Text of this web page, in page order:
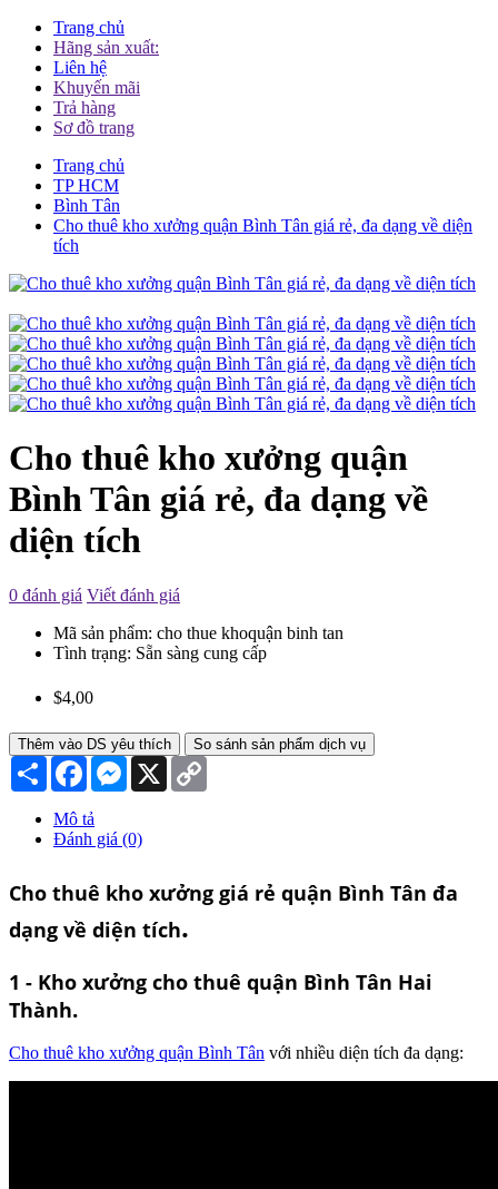
Trang chủ
Hãng sản xuất:
Liên hệ
Khuyến mãi
Trả hàng
Sơ đồ trang
Trang chủ
TP HCM
Bình Tân
Cho thuê kho xưởng quận Bình Tân giá rẻ, đa dạng về diện
tích
Cho thuê kho xưởng quận
Bình Tân giá rẻ, đa dạng về
diện tích
0 đánh giá Viết đánh giá
Mã sản phẩm: cho thue khoquận binh tan
Tình trạng: Sẵn sàng cung cấp
$4,00
Thêm vào DS yêu thích So sánh sản phẩm dịch vụ
Chia
sẻ
FacebookMessenger
X
Mô tả
Đánh giá (0)
Cho thuê kho xưởng giá rẻ quận Bình Tân đa
dạng về diện tích.
1 - Kho xưởng cho thuê quận Bình Tân Hai
Thành.
Cho thuê kho xưởng quận Bình Tân với nhiều diện tích đa dạng: